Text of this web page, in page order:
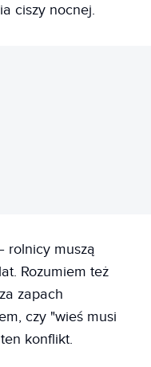
ciszy nocnej.
rolnicy muszą
Rozumiem też
zapach
czy "wieś musi
konflikt.